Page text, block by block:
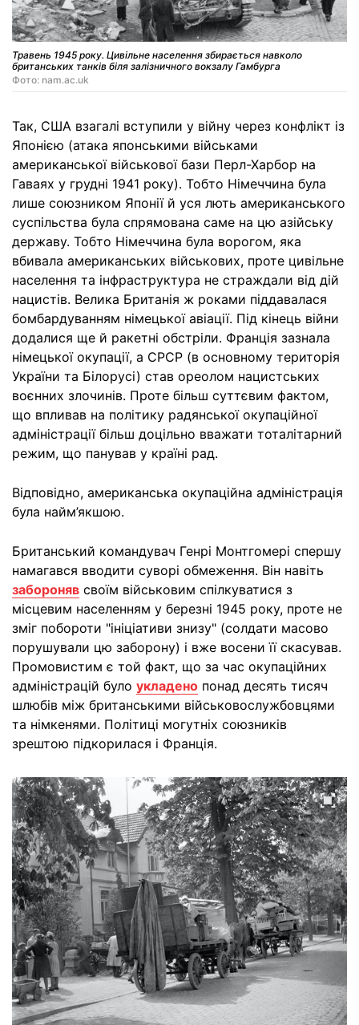
Травень 1945 року. Цивільне населення збирається навколо
британських танків біля залізничного вокзалу Гамбурга
Фото: nam.ac.uk
Так, США взагалі вступили у війну через конфлікт із
Японією (атака японськими військами
американської військової бази Перл-Харбор на
Гаваях у грудні 1941 року). Тобто Німеччина була
лише союзником Японії й уся лють американського
суспільства була спрямована саме на цю азійську
державу. Тобто Німеччина була ворогом, яка
вбивала американських військових, проте цивільне
населення та інфраструктура не страждали від дій
нацистів. Велика Британія ж роками піддавалася
бомбардуванням німецької авіації. Під кінець війни
додалися ще й ракетні обстріли. Франція зазнала
німецької окупації, а СРСР (в основному територія
України та Білорусі) став ореолом нацистських
воєнних злочинів. Проте більш суттєвим фактом,
що впливав на політику радянської окупаційної
адміністрації більш доцільно вважати тоталітарний
режим, що панував у країні рад.
Відповідно, американська окупаційна адміністрація
була найм’якшою.
Британський командувач Генрі Монтгомері спершу
намагався вводити суворі обмеження. Він навіть
забороняв своїм військовим спілкуватися з
місцевим населенням у березні 1945 року, проте не
зміг побороти "ініціативи знизу" (солдати масово
порушували цю заборону) і вже восени її скасував.
Промовистим є той факт, що за час окупаційних
адміністрацій було укладено понад десять тисяч
шлюбів між британськими військовослужбовцями
та німкенями. Політиці могутніх союзників
зрештою підкорилася і Франція.